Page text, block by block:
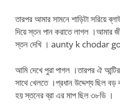
তারপর আমার সামনে শাড়িটা সরিয়ে
দিয়ে স্তন পান করাতে লাগল ।আমার
স্তন দেখি । aunty k chodar
আমি দেখে পুরা পাগল ।তারপর ঐ আন্টির
সাথে খেলতে ।প্রধান উদ্দেশ্য ছিল
হয় স্তনের ব্রা এর মাপ ছিল ৩৮ডি ।